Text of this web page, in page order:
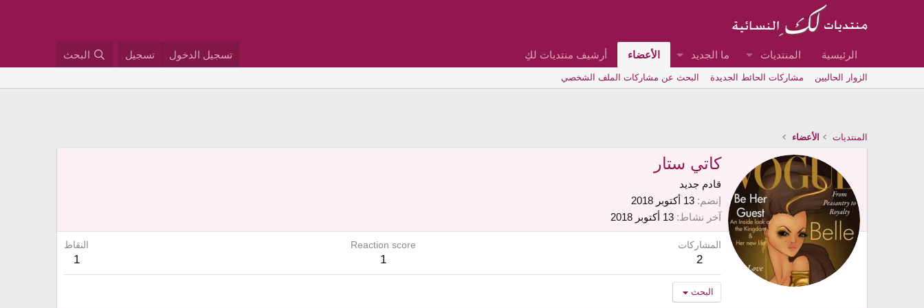
الرئيسية المنتديات ما الجديد الأعضاء أرشيف منتديات لكِ تسجيل الدخول تسجيل البحث
الزوار الحاليين مشاركات الحائط الجديدة البحث عن مشاركات الملف الشخصي
المنتديات الأعضاء
كاتي ستار
قادم جديد
إنضم 13 أكتوبر 2018
آخر نشاط 13 أكتوبر 2018
المشاركات
2
Reaction score
1
النقاط
1
البحث